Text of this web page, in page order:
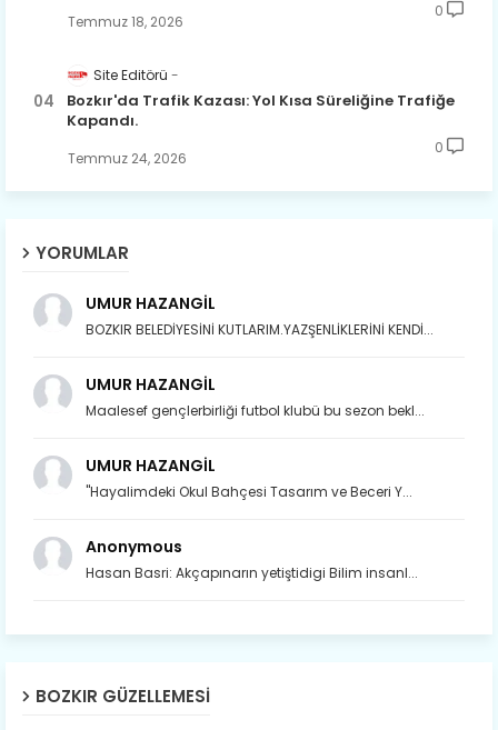
Temmuz 18, 2026
0
Site Editörü
Bozkır'da Trafik Kazası: Yol Kısa Süreliğine Trafiğe
Kapandı.
Temmuz 24, 2026
0
YORUMLAR
UMUR HAZANGİL
BOZKIR BELEDİYESİNİ KUTLARIM.YAZŞENLİKLERİNİ KENDİ...
UMUR HAZANGİL
Maalesef gençlerbirliği futbol klubü bu sezon bekl...
UMUR HAZANGİL
"Hayalimdeki Okul Bahçesi Tasarım ve Beceri Y...
Anonymous
Hasan Basri: Akçapınarın yetiştidigi Bilim insanl...
BOZKIR GÜZELLEMESI
Çat değişti, şimdi gülüyor Çağlayan.
Tanıtır Bozkır’ı acizâne Dere.